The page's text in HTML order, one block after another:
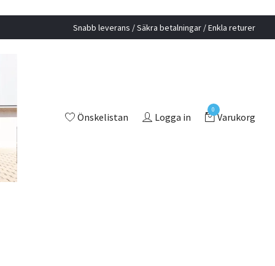
Snabb leverans / Säkra betalningar / Enkla returer
Önskelistan Logga in
0
Varukorg